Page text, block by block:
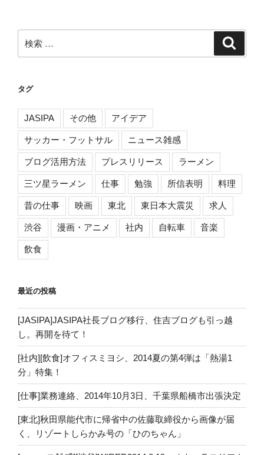
索:
タグ
JASIPA その他 アイデア
サッカー・フットサル ニュース雑感
ブログ活用方法 プレスリリース ラーメン
三ツ星ラーメン 仕事 勉強 所信表明 料理
昔の仕事 映画 東北 東日本大震災 求人
渋谷 漫画・アニメ 社内 自転車 音楽
飲食
最近の投稿
[JASIPA]JASIPA社長ブログ移行、住吉ブログも引っ越
し。再開を待て！
[社内][飲食]オフィスミヨシ、2014夏の第4弾は「熱湯1
分」特集！
[仕事]業務連絡、2014年10月3日、千葉県船橋市出張決定
[東北]秋田県能代市に帰省中の佐藤取締役から画像が届
く、リゾートしらかみ号の「ひのちゃん」